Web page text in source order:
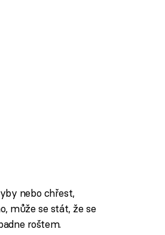
nebo chřest,
může se stát, že se
roštem.